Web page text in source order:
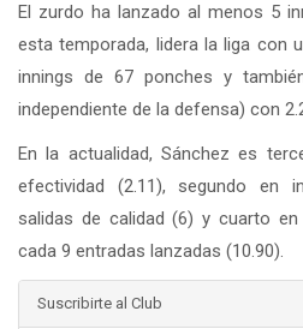
El zurdo ha lanzado al menos 5
esta temporada, lidera la liga con
innings de 67 ponches y
independiente de la defensa) con
En la actualidad, Sánchez es
efectividad (2.11), segundo en
salidas de calidad (6) y cuarto
cada 9 entradas lanzadas (10.90).
Suscribirte al Club